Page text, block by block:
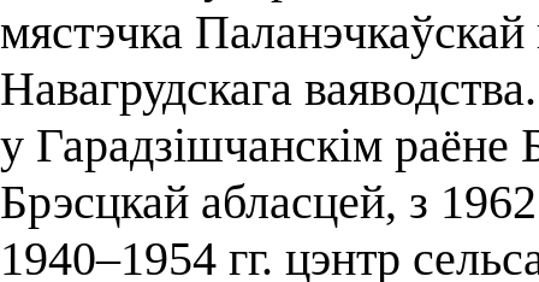
мястэчка
Навагрудскага
у Гарадзішчанскім раёне
Брэсцкай абласцей, з
1940–1954 гг. цэнтр